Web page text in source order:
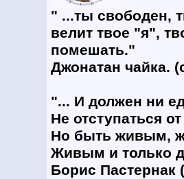
" ...ты свободен,
велит твое "я",
помешать."
Джонатан чайка.
"... И должен ни
Не отступаться
Но быть живым,
Живым и только
Борис Пастернак